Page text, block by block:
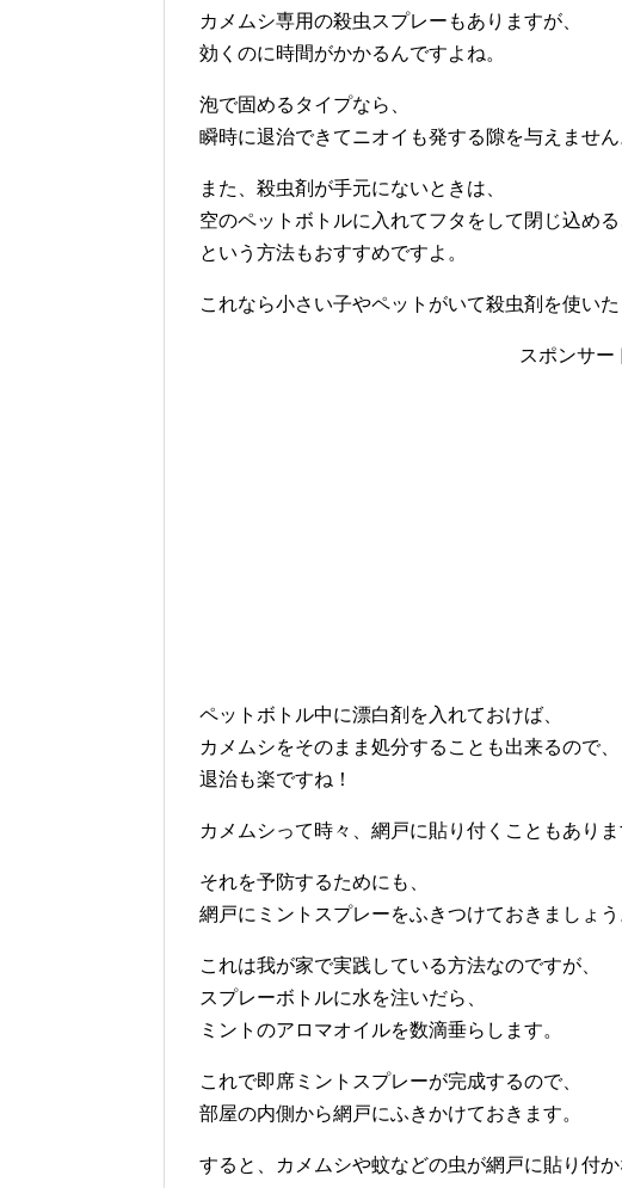
カメムシ専用の殺虫スプレーもありますが、
効くのに時間がかかるんですよね。
泡で固めるタイプなら、
瞬時に退治できてニオイも発する隙を与えません
また、殺虫剤が手元にないときは、
空のペットボトルに入れてフタをして閉じ込める
という方法もおすすめですよ。
これなら小さい子やペットがいて殺虫剤を使い
スポンサー
ペットボトル中に漂白剤を入れておけば、
カメムシをそのまま処分することも出来るので、
退治も楽ですね！
カメムシって時々、網戸に貼り付くこともありま
それを予防するためにも、
網戸にミントスプレーをふきつけておきましょう
これは我が家で実践している方法なのですが、
スプレーボトルに水を注いだら、
ミントのアロマオイルを数滴垂らします。
これで即席ミントスプレーが完成するので、
部屋の内側から網戸にふきかけておきます。
すると、カメムシや蚊などの虫が網戸に貼り付か